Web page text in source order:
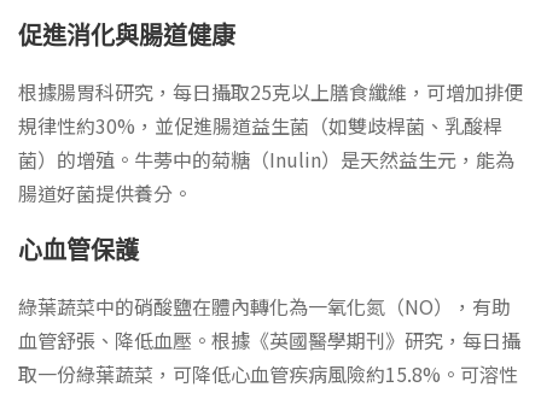
促進消化與腸道健康
根據腸胃科研究，每日攝取25克以上膳食纖維，可增加排便
規律性約30%，並促進腸道益生菌（如雙歧桿菌、乳酸桿
菌）的增殖。牛蒡中的菊糖（Inulin）是天然益生元，能為
腸道好菌提供養分。
心血管保護
綠葉蔬菜中的硝酸鹽在體內轉化為一氧化氮（NO），有助
血管舒張、降低血壓。根據《英國醫學期刊》研究，每日攝
取一份綠葉蔬菜，可降低心血管疾病風險約15.8%。可溶性